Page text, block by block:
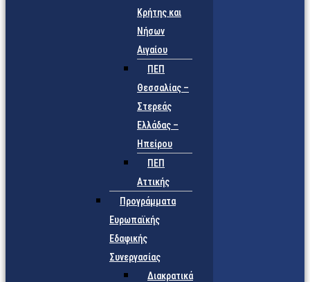
Κρήτης και
Νήσων
Αιγαίου
ΠΕΠ
Θεσσαλίας –
Στερεάς
Ελλάδας –
Ηπείρου
ΠΕΠ
Αττικής
Προγράμματα
Ευρωπαϊκής
Εδαφικής
Συνεργασίας
Διακρατικά